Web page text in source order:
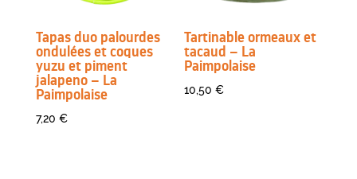
Tapas duo palourdes
ondulées et coques
yuzu et piment
jalapeno – La
Paimpolaise
7,20 €
Tartinable ormeaux et
tacaud – La
Paimpolaise
10,50€